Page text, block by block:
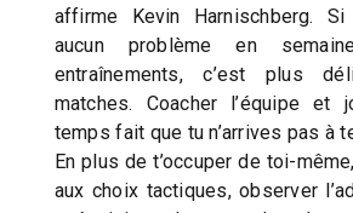
affirme Kevin Harnischberg.
aucun problème en
entraînements, c’est plus
matches. Coacher l’équipe et
temps fait que tu n’arrives pas à
En plus de t’occuper de toi-
aux choix tactiques, observer